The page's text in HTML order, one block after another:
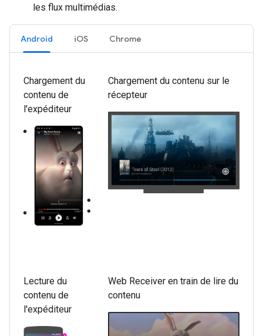
les flux multimédias.
Android iOS Chrome
Chargement du
contenu de
l'expéditeur
Chargement du contenu sur le
récepteur
Lecture du
contenu de
l'expéditeur
Web Receiver en train de lire du
contenu